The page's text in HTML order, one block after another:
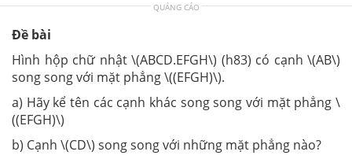
QUẢNG CÁO
Đề bài
Hình hộp chữ nhật \(ABCD.EFGH\) (h83) có cạnh \(AB\)
song song với mặt phẳng \((EFGH)\).
a) Hãy kể tên các cạnh khác song song với mặt phẳng \
((EFGH)\)
b) Cạnh \(CD\) song song với những mặt phẳng nào?